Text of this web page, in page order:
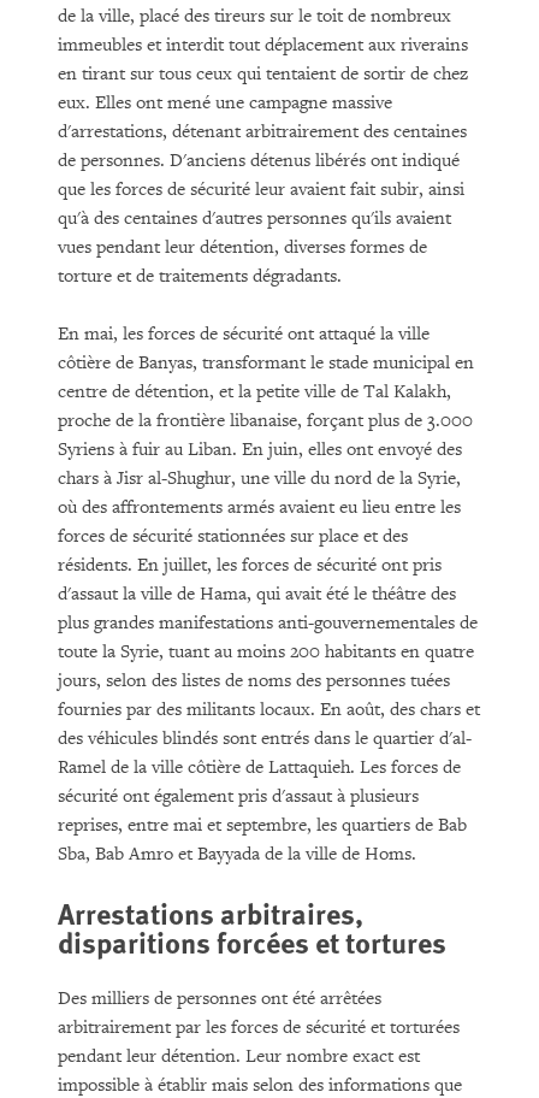
de la ville, placé des tireurs sur le toit de nombreux
immeubles et interdit tout déplacement aux riverains
en tirant sur tous ceux qui tentaient de sortir de chez
eux. Elles ont mené une campagne massive
d'arrestations, détenant arbitrairement des centaines
de personnes. D'anciens détenus libérés ont indiqué
que les forces de sécurité leur avaient fait subir, ainsi
qu'à des centaines d'autres personnes qu'ils avaient
vues pendant leur détention, diverses formes de
torture et de traitements dégradants.
En mai, les forces de sécurité ont attaqué la ville
côtière de Banyas, transformant le stade municipal en
centre de détention, et la petite ville de Tal Kalakh,
proche de la frontière libanaise, forçant plus de 3.000
Syriens à fuir au Liban. En juin, elles ont envoyé des
chars à Jisr al-Shughur, une ville du nord de la Syrie,
où des affrontements armés avaient eu lieu entre les
forces de sécurité stationnées sur place et des
résidents. En juillet, les forces de sécurité ont pris
d'assaut la ville de Hama, qui avait été le théâtre des
plus grandes manifestations anti-gouvernementales de
toute la Syrie, tuant au moins 200 habitants en quatre
jours, selon des listes de noms des personnes tuées
fournies par des militants locaux. En août, des chars et
des véhicules blindés sont entrés dans le quartier d'al-
Ramel de la ville côtière de Lattaquieh. Les forces de
sécurité ont également pris d'assaut à plusieurs
reprises, entre mai et septembre, les quartiers de Bab
Sba, Bab Amro et Bayyada de la ville de Homs.
Arrestations arbitraires,
disparitions forcées et tortures
Des milliers de personnes ont été arrêtées
arbitrairement par les forces de sécurité et torturées
pendant leur détention. Leur nombre exact est
impossible à établir mais selon des informations que